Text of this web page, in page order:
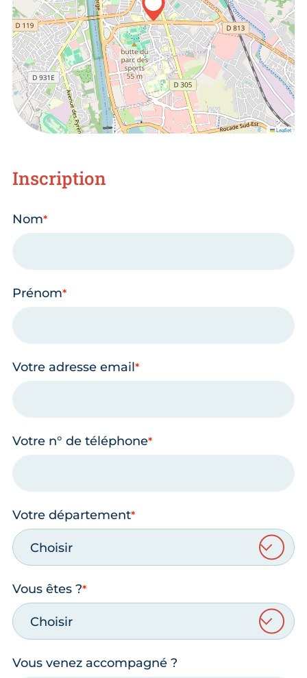
Leaflet
Inscription
Nom
Prénom
Votre adresse email
Votre n° de téléphone
Votre département
Choisir
Vous êtes ?
Choisir
Vous venez accompagné ?